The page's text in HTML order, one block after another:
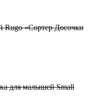
«Сортер Досочки
для малышей Small